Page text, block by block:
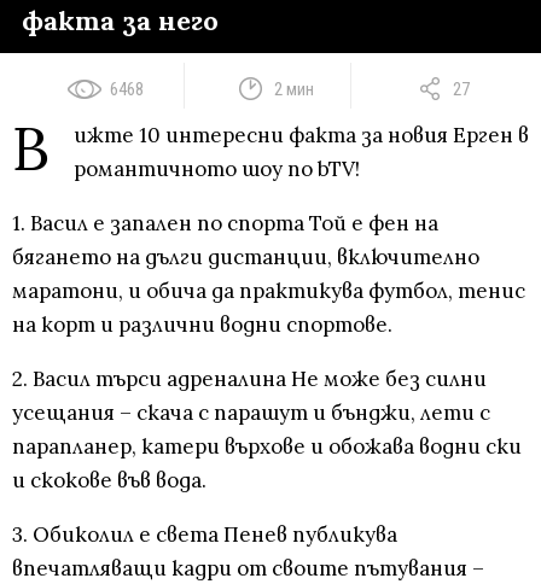
факта за него
6468 2 мин 27
В
ижте 10 интересни факта за новия Ерген в
романтичното шоу по bTV!
1. Васил е запален по спорта Той е фен на
бягането на дълги дистанции, включително
маратони, и обича да практикува футбол, тенис
на корт и различни водни спортове.
2. Васил търси адреналина Не може без силни
усещания – скача с парашут и бънджи, лети с
парапланер, катери върхове и обожава водни ски
и скокове във вода.
3. Обиколил е света Пенев публикува
впечатляващи кадри от своите пътувания –